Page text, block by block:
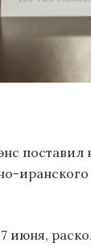
поставил
июня,